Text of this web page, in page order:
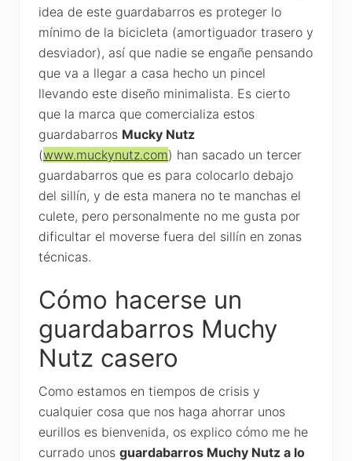
idea de este guardabarros es proteger lo
mínimo de la bicicleta (amortiguador trasero y
desviador), así que nadie se engañe pensando
que va a llegar a casa hecho un pincel
llevando este diseño minimalista. Es cierto
que la marca que comercializa estos
guardabarros Mucky Nutz
(www.muckynutz.com) han sacado un tercer
guardabarros que es para colocarlo debajo
del sillín, y de esta manera no te manchas el
culete, pero personalmente no me gusta por
dificultar el moverse fuera del sillín en zonas
técnicas.
Cómo hacerse un
guardabarros Muchy
Nutz casero
Como estamos en tiempos de crisis y
cualquier cosa que nos haga ahorrar unos
eurillos es bienvenida, os explico cómo me he
currado unos guardabarros Muchy Nutz a lo